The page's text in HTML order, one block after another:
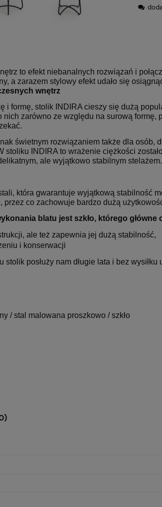
1 250,00 zł
Najniższa cena:
FOTEL OBROTOWY VIRE
Q-025 CZARNY
to efekt niebanalnych rozwiązań i
a zarazem stylowy efekt udało się
wnętrz
i formę, stolik INDIRA cieszy się dużą
nich zarówno ze względu na surową formę,
świetnym rozwiązaniem także dla osób,
stoliku INDIRA to wrażenie ciężkości
ale wyjątkowo stabilnym stelażem.
która gwarantuje wyjątkową stabilność
przez co zachowuje bardzo dużą
blatu jest szkło, którego główne
ale też zapewnia jej dużą stabilność,
i konserwacji
stolik posłuży nam długie lata i bez
/ stal malowana proszkowo / szkło